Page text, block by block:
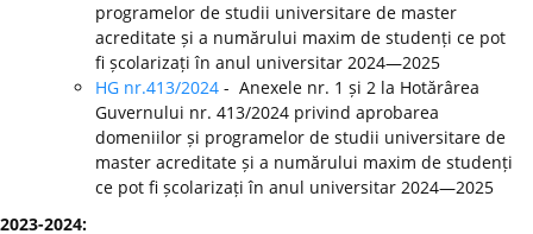
programelor de studii universitare de master
acreditate și a numărului maxim de studenți ce pot
fi școlarizați în anul universitar 2024—2025
HG nr.413/2024 - Anexele nr. 1 și 2 la Hotărârea
Guvernului nr. 413/2024 privind aprobarea
domeniilor și programelor de studii universitare de
master acreditate și a numărului maxim de studenți
ce pot fi școlarizați în anul universitar 2024—2025
2023-2024: